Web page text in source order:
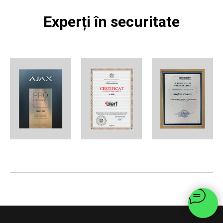
Experți în securitate